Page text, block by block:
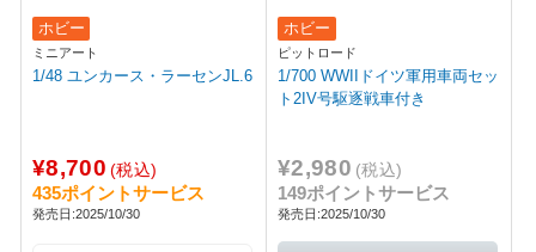
ホビー
ミニアート
1/48 ユンカース・ラーセンJL.6
¥8,700 (税込)
435ポイントサービス
発売日:2025/10/30
ホビー
ピットロード
1/700 WWIIドイツ軍用車両セッ
ト2IV号駆逐戦車付き
¥2,980 (税込)
149ポイントサービス
発売日:2025/10/30